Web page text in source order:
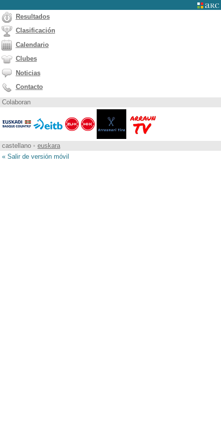
Resultados
Clasificación
Calendario
Clubes
Noticias
Contacto
Colaboran
castellano • euskara
« Salir de versión móvil